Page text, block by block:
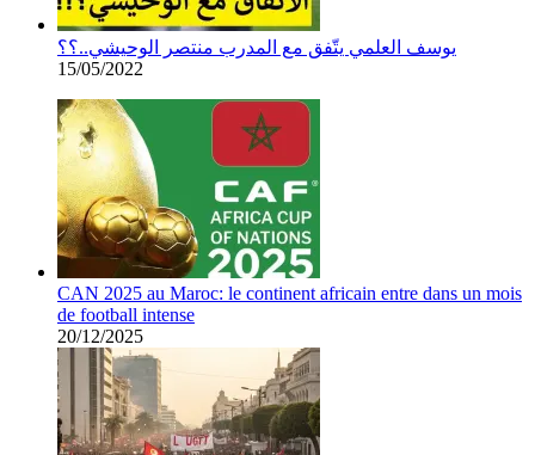
يوسف العلمي يتّفق مع المدرب منتصر الوحيشي..؟؟
15/05/2022
CAN 2025 au Maroc: le continent africain entre dans un mois
de football intense
20/12/2025